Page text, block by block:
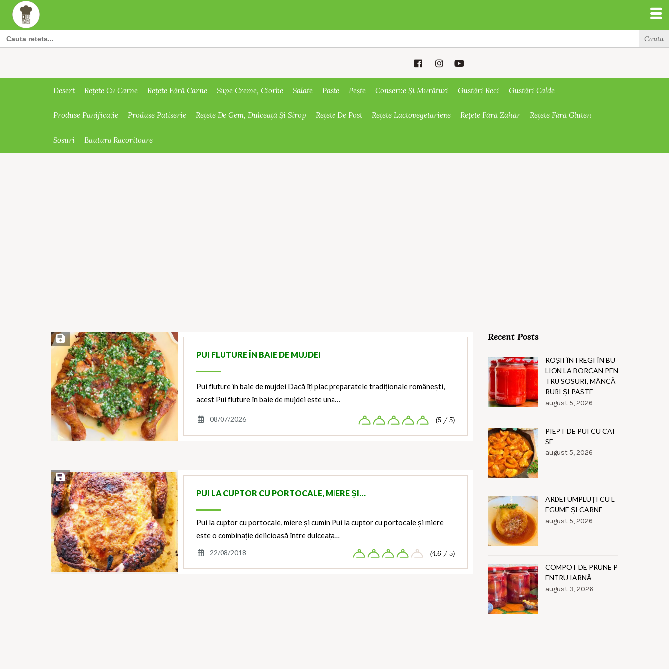
Search
for:
Desert Rețete Cu Carne Rețete Fără Carne Supe Creme, Ciorbe Salate Paste Pește Conserve Și Murături Gustări Reci Gustări Calde
Produse Panificație Produse Patiserie Rețete De Gem, Dulceață Și Sirop Rețete De Post Rețete Lactovegetariene Rețete Fără Zahăr Rețete Fără Gluten
Sosuri Bautura Racoritoare
Save Recipe
PUI FLUTURE ÎN BAIE DE MUJDEI
Pui fluture în baie de mujdei Dacă îți plac preparatele tradiționale românești,
acest Pui fluture în baie de mujdei este una…
08/07/2026 (5 / 5)
Save Recipe
PUI LA CUPTOR CU PORTOCALE, MIERE ȘI…
Pui la cuptor cu portocale, miere și cumin Pui la cuptor cu portocale și miere
este o combinație delicioasă între dulceața…
22/08/2018 (4.6 / 5)
Recent Posts
ROȘII ÎNTREGI ÎN BU
LION LA BORCAN PEN
TRU SOSURI, MÂNCĂ
RURI ȘI PASTE
august 5, 2026
PIEPT DE PUI CU CAI
SE
august 5, 2026
ARDEI UMPLUȚI CU L
EGUME ȘI CARNE
august 5, 2026
COMPOT DE PRUNE P
ENTRU IARNĂ
august 3, 2026